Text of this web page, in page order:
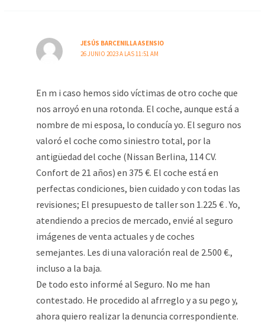
JESÚS BARCENILLA ASENSIO
26 JUNIO 2023 A LAS 11:51 AM
En m i caso hemos sido víctimas de otro coche que
nos arroyó en una rotonda. El coche, aunque está a
nombre de mi esposa, lo conducía yo. El seguro nos
valoró el coche como siniestro total, por la
antigüedad del coche (Nissan Berlina, 114 CV.
Confort de 21 años) en 375 €. El coche está en
perfectas condiciones, bien cuidado y con todas las
revisiones; El presupuesto de taller son 1.225 € . Yo,
atendiendo a precios de mercado, envié al seguro
imágenes de venta actuales y de coches
semejantes. Les di una valoración real de 2.500 €.,
incluso a la baja.
De todo esto informé al Seguro. No me han
contestado. He procedido al afrreglo y a su pego y,
ahora quiero realizar la denuncia correspondiente.